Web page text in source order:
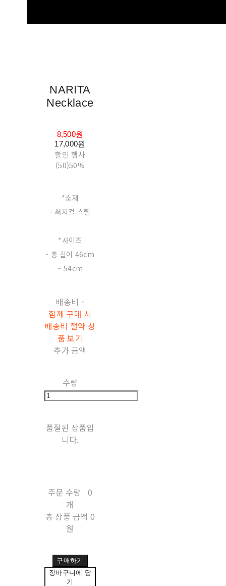
NARITA
Necklace
8,500원
17,000원
할인 행사
(50)50%
*소재
- 써지컬 스틸
*사이즈
- 총 길이 46cm
~ 54cm
배송비 -
함께 구매 시
배송비 절약 상
품 보기
추가 금액
수량
품절된 상품입
니다.
주문 수량
0
개
총 상품 금액 0
원
구매하기
장바구니에 담
기